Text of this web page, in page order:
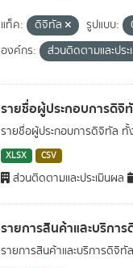
แท็ค: ดิจิทัล รูปแบบ:
องค์กร:
ส่วนติดตามและประ
รายชื่อผู้ประกอบการดิจิ
รายชื่อผู้ประกอบการดิจิทัล ทั้
XLSX CSV
ส่วนติดตามและประเมินผล
รายการสินค้าและบริกา
รายการสินค้าและบริการดิจิทั